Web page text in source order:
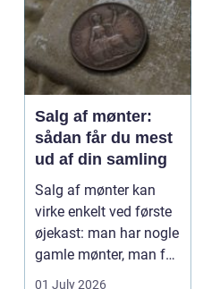
Salg af mønter:
sådan får du mest
ud af din samling
Salg af mønter kan
virke enkelt ved første
øjekast: man har nogle
gamle mønter, man får
dem vurderet...
01 July 2026